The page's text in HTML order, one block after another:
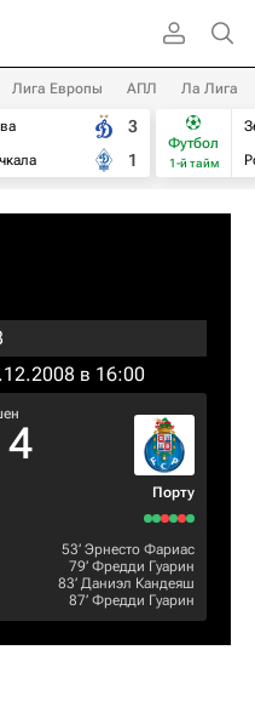
Лига Европы АПЛ Ла Лига
3
1
Футбол
1-й тайм
в 16:00
4
Порту
53‎’‎ Эрнесто Фариас
79‎’‎ Фредди Гуарин
83‎’‎ Даниэл Кандеяш
87‎’‎ Фредди Гуарин